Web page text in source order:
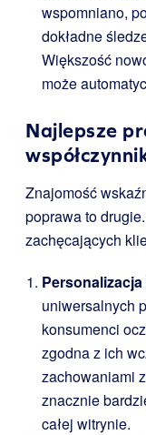
wspomniano,
dokładne
Większość
może
Najlepsze
Znajomość
poprawa to
zachęcających
uniwersalnych
konsumenci
zgodna z ich
zachowaniami
znacznie
całej witrynie.